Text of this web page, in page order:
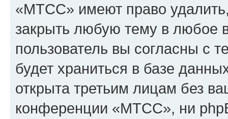
«МТСС» имеют право удалить,
закрыть любую тему в любое
пользователь вы согласны с
будет храниться в базе
открыта третьим лицам без
конференции «МТСС», ни